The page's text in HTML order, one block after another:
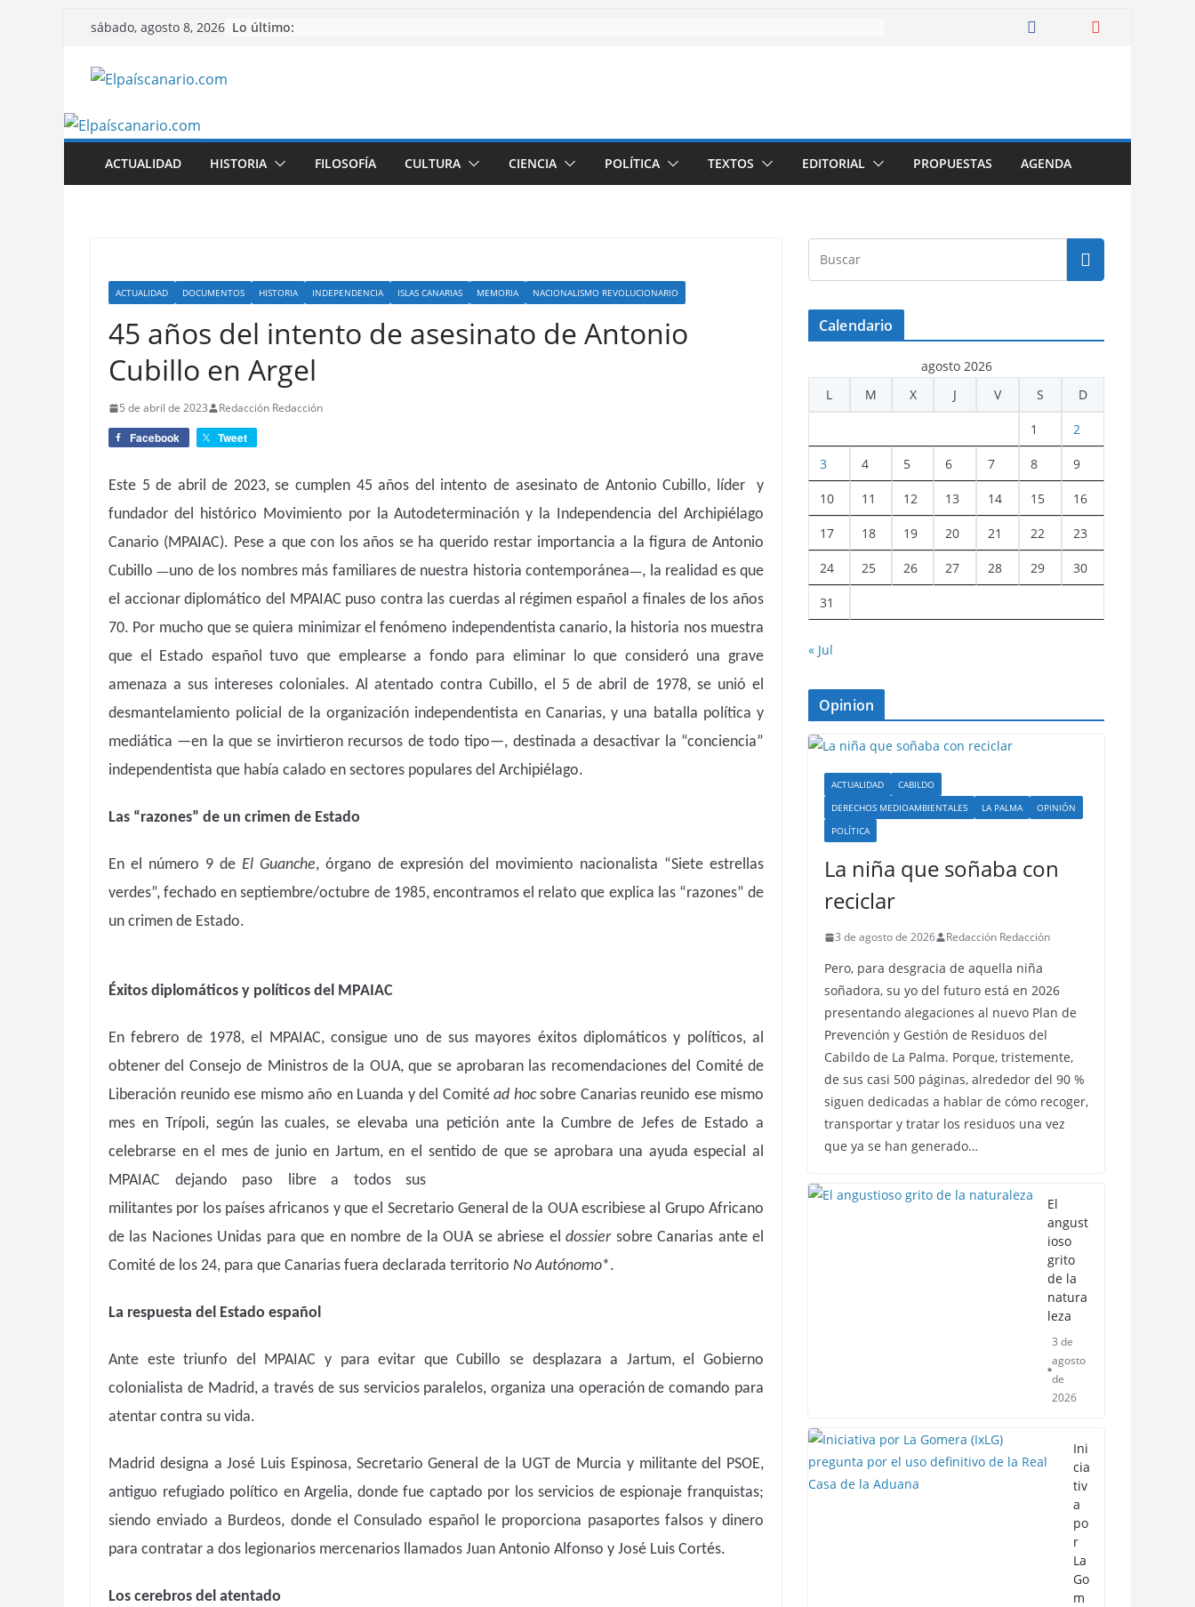
Saltar
contenido
sábado, agosto 8, 2026 Lo último:
ACTUALIDAD HISTORIA FILOSOFÍA CULTURA CIENCIA POLÍTICA TEXTOS EDITORIAL PROPUESTAS AGENDA
ACTUALIDAD DOCUMENTOS HISTORIA INDEPENDENCIA ISLAS CANARIAS MEMORIA NACIONALISMO REVOLUCIONARIO
45 años del intento de asesinato de Antonio
Cubillo en Argel
5 de abril de 2023 Redacción Redacción
Facebook Tweet
Este 5 de abril de 2023, se cumplen 45 años del intento de asesinato de Antonio Cubillo, líder y
fundador del histórico Movimiento por la Autodeterminación y la Independencia del Archipiélago
Canario (MPAIAC). Pese a que con los años se ha querido restar importancia a la figura de Antonio
Cubillo—uno de los nombres más familiares de nuestra historia contemporánea—, la realidad es que
el accionar diplomático del MPAIAC puso contra las cuerdas al régimen español a finales de los años
70. Por mucho que se quiera minimizar el fenómeno independentista canario, la historia nos muestra
que el Estado español tuvo que emplearse a fondo para eliminar lo que consideró una grave
amenaza a sus intereses coloniales. Al atentado contra Cubillo, el 5 de abril de 1978, se unió el
desmantelamiento policial de la organización independentista en Canarias, y una batalla política y
mediática —en la que se invirtieron recursos de todo tipo—, destinada a desactivar la “conciencia”
independentista que había calado en sectores populares del Archipiélago.
Las “razones” de un crimen de Estado
En el número 9 de El Guanche, órgano de expresión del movimiento nacionalista “Siete estrellas
verdes”, fechado en septiembre/octubre de 1985, encontramos el relato que explica las “razones” de
un crimen de Estado.
Éxitos diplomáticos y políticos del MPAIAC
En febrero de 1978, el MPAIAC, consigue uno de sus mayores éxitos diplomáticos y políticos, al
obtener del Consejo de Ministros de la OUA, que se aprobaran las recomendaciones del Comité de
Liberación reunido ese mismo año en Luanda y del Comité ad hocsobre Canarias reunido ese mismo
mes en Trípoli, según las cuales, se elevaba una petición ante la Cumbre de Jefes de Estado a
celebrarse en el mes de junio en Jartum, en el sentido de que se aprobara una ayuda especial al
MPAIAC dejando paso libre a todos sus
militantes por los países africanos y que el Secretario General de la OUA escribiese al Grupo Africano
de las Naciones Unidas para que en nombre de la OUA se abriese eldossier sobre Canarias ante el
Comité de los 24, para que Canarias fuera declarada territorio No Autónomo*.
La respuesta del Estado español
Ante este triunfo del MPAIAC y para evitar que Cubillo se desplazara a Jartum, el Gobierno
colonialista de Madrid, a través de sus servicios paralelos, organiza una operación de comando para
atentar contra su vida.
Madrid designa a José Luis Espinosa, Secretario General de la UGT de Murcia y militante del PSOE,
antiguo refugiado político en Argelia, donde fue captado por los servicios de espionaje franquistas;
siendo enviado a Burdeos, donde el Consulado español le proporciona pasaportes falsos y dinero
para contratar a dos legionarios mercenarios llamados Juan Antonio Alfonso y José Luis Cortés.
Los cerebros del atentado
Calendario
agosto 2026
L
M X J V S D
1 2
3 4 5 6 7 8 9
10 11 12 13 14 15 16
17 18 19 20 21 22 23
24 25 26 27 28 29 30
31
« Jul
Opinion
ACTUALIDAD
CABILDO
DERECHOS MEDIOAMBIENTALES
LA PALMA
OPINIÓN
POLÍTICA
La niña que soñaba con
reciclar
3 de agosto de 2026 Redacción Redacción
Pero, para desgracia de aquella niña
soñadora, su yo del futuro está en 2026
presentando alegaciones al nuevo Plan de
Prevención y Gestión de Residuos del
Cabildo de La Palma. Porque, tristemente,
de sus casi 500 páginas, alrededor del 90 %
siguen dedicadas a hablar de cómo recoger,
transportar y tratar los residuos una vez
que ya se han generado…
El
angust
ioso
grito
de la
natura
leza
3 de
agosto
de
2026
Ini
cia
tiv
a
po
r
La
Go
m